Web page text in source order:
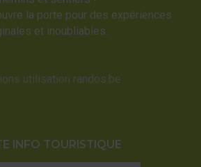
la porte pour des expériences
et inoubliables.
utilisation randos.be
INFO TOURISTIQUE